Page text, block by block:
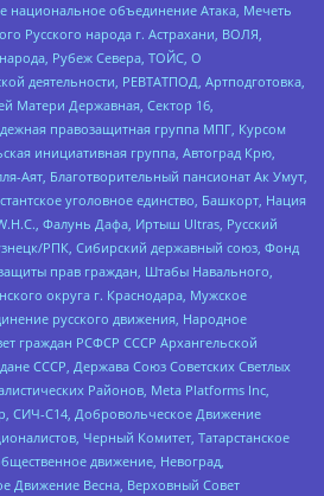
национальное объединение Атака, Мечеть
Русского народа г. Астрахани, ВОЛЯ,
Рубеж Севера, ТОЙС, О
деятельности, РЕВТАТПОД, Артподготовка,
Матери Державная, Сектор 16,
правозащитная группа МПГ, Курсом
инициативная группа, Автоград Крю,
Аят, Благотворительный пансионат Ак Умут,
уголовное единство, Башкорт, Нация
Фалунь Дафа, Иртыш Ultras, Русский
РПК, Сибирский державный союз, Фонд
прав граждан, Штабы Навального,
округа г. Краснодара, Мужское
русского движения, Народное
граждан РСФСР СССР Архангельской
СССР, Держава Союз Советских Светлых
Районов, Meta Platforms Inc,
СИЧ-С14, Добровольческое Движение
Черный Комитет, Татарстанское
движение, Невоград,
Движение Весна, Верховный Совет